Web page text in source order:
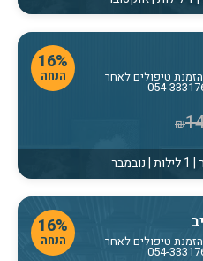
16%
הנחה טיפולים לאחר
₪
16%
הנחה טיפולים לאחר